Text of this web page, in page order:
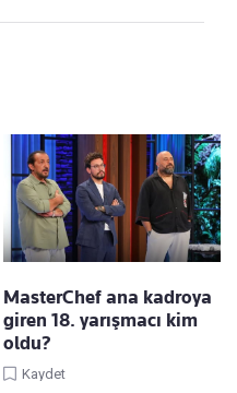
MasterChef ana kadroya
giren 18. yarışmacı kim
oldu?
Kaydet